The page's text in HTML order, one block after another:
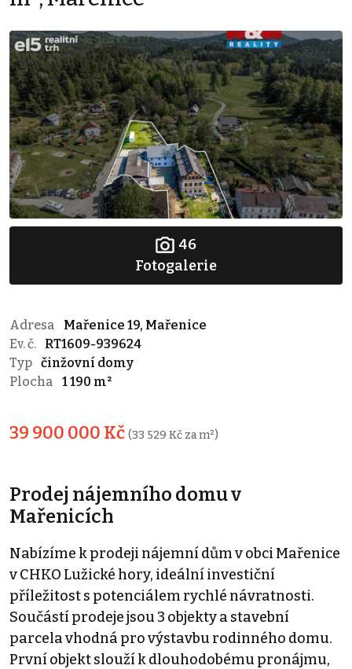
46
Fotogalerie
Adresa
Mařenice 19, Mařenice
Ev. č.
RT1609-939624
Typ činžovní domy
Plocha
1 190 m²
39 900 000 Kč (33 529 Kč za m²)
Prodej nájemního domu v
Mařenicích
Nabízíme k prodeji nájemní dům v obci Mařenice
v CHKO Lužické hory, ideální investiční
příležitost s potenciálem rychlé návratnosti.
Součástí prodeje jsou 3 objekty a stavební
parcela vhodná pro výstavbu rodinného domu.
První objekt slouží k dlouhodobému pronájmu,